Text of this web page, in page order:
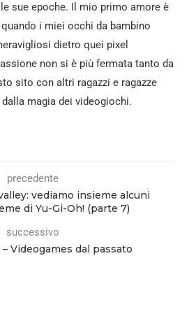
sue epoche. Il mio primo amore è
i miei occhi da bambino
dietro quei pixel
non si è più fermata tanto da
sito con altri ragazzi e ragazze
magia dei videogiochi.
precedente
vediamo insieme alcuni
di Yu-Gi-Oh! (parte 7)
successivo
Videogames dal passato